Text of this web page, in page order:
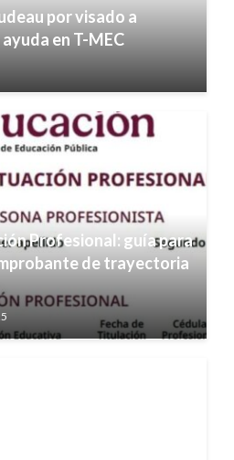
por visado a
en T-MEC
Profesional: guía para
de trayectoria